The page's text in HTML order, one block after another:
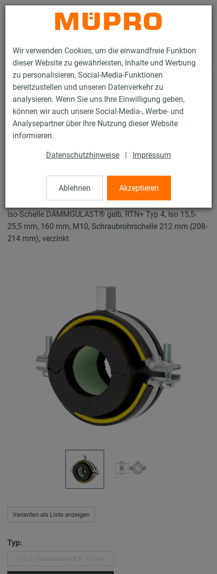
Wir verwenden Cookies, um die einwandfreie Funktion
dieser Website zu gewährleisten, Inhalte und Werbung
zu personalisieren, Social-Media-Funktionen
bereitzustellen und unseren Datenverkehr zu
analysieren. Wenn Sie uns Ihre Einwilligung geben,
können wir auch unsere Social-Media-, Werbe- und
Analysepartner über Ihre Nutzung dieser Website
informieren.
Datenschutzhinweise | Impressum
Ablehnen Akzeptieren
Kontakt
Produkte Befestigungstechnik
Rohrschellen
ISO-Schellen RTN+ Typ 2 und 4
ISO-Schellen RTN+
Typ 2 und 4
Iso-Schelle DÄMMGULAST® gelb, RTN+ Typ 4, Iso 15,5-
25,5 mm, 160 mm, M10, Schraubrohrschelle 212 mm (208-
214 mm), verzinkt
Varianten als Liste anzeigen
Typ: